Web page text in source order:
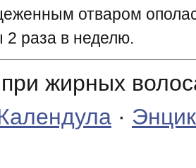
отваром
2 раза в неделю.
жирных
·